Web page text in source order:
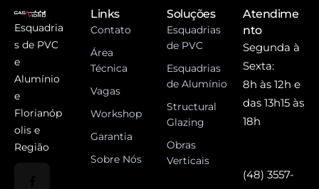
Esquadria
s de PVC
e
Alumínio
e
Florianóp
olis e
Região
Links
Contato
Área
Técnica
Vagas
Workshop
Garantia
Sobre Nós
Soluções
Esquadrias
de PVC
Esquadrias
de Alumínio
Structural
Glazing
Obras
Verticais
Atendime
nto
Segunda à
Sexta:
8h às 12h e
das 13h15 às
18h
(48) 3557-